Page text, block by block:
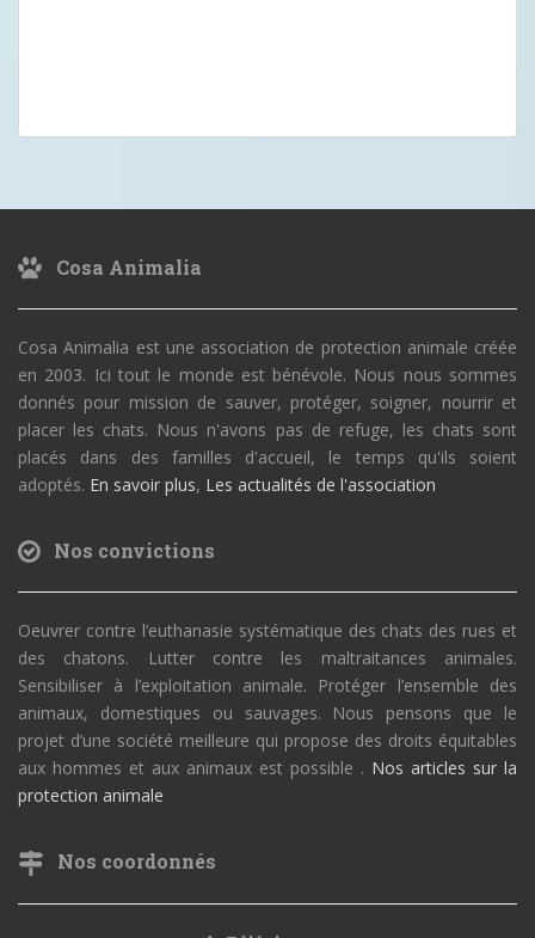
Cosa Animalia
Cosa Animalia est une association de protection animale créée
en 2003. Ici tout le monde est bénévole. Nous nous sommes
donnés pour mission de sauver, protéger, soigner, nourrir et
placer les chats. Nous n'avons pas de refuge, les chats sont
placés dans des familles d'accueil, le temps qu'ils soient
adoptés. En savoir plus, Les actualités de l'association
Nos convictions
Oeuvrer contre l’euthanasie systématique des chats des rues et
des chatons. Lutter contre les maltraitances animales.
Sensibiliser à l’exploitation animale. Protéger l’ensemble des
animaux, domestiques ou sauvages. Nous pensons que le
projet d’une société meilleure qui propose des droits équitables
aux hommes et aux animaux est possible . Nos articles sur la
protection animale
Nos coordonnés